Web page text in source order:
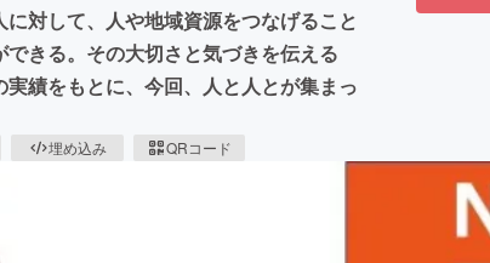
対して、人や地域資源をつなげること
きる。その大切さと気づきを伝える
績をもとに、今回、人と人とが集まっ
埋め込み QRコード